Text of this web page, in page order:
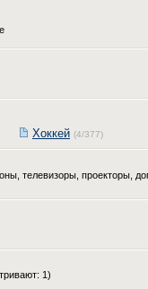
Хоккей (4/377)
телевизоры, проекторы,
1)